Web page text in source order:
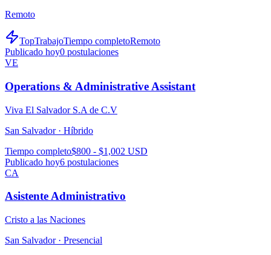
Remoto
TopTrabajoTiempo completoRemoto
Publicado hoy0 postulaciones
VE
Operations & Administrative Assistant
Viva El Salvador S.A de C.V
San Salvador · Híbrido
Tiempo completo$800 - $1,002 USD
Publicado hoy6 postulaciones
CA
Asistente Administrativo
Cristo a las Naciones
San Salvador · Presencial